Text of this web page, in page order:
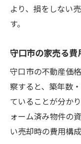
より、損をしない
す。
守口市の家売る
守口市の不動産価
察すると、築年数
ていることが分か
ォーム済み物件の
い売却時の費用構